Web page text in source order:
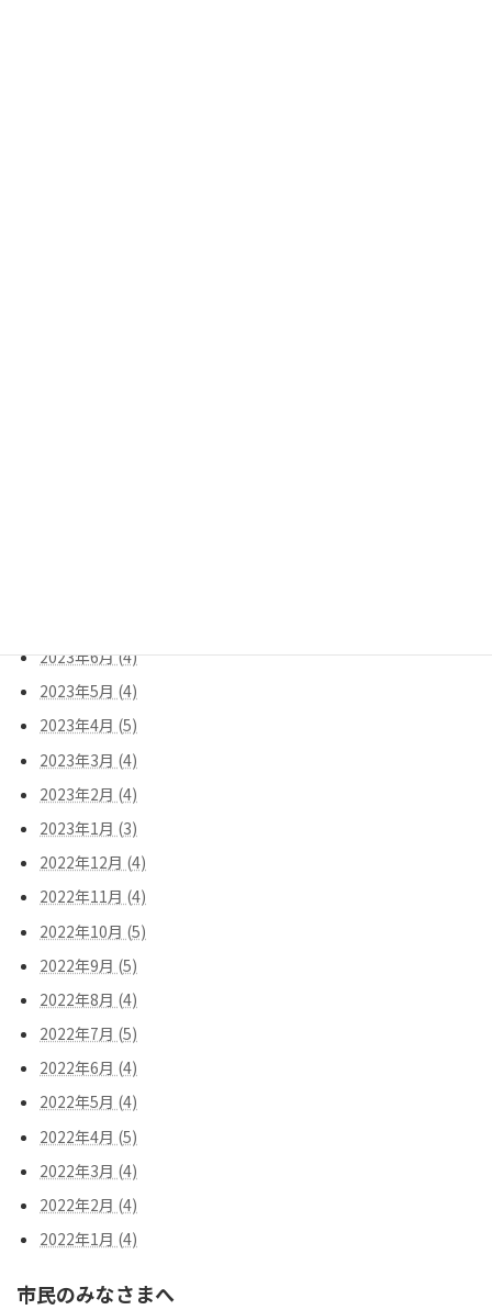
2023年6月 (4)
2023年5月 (4)
2023年4月 (5)
2023年3月 (4)
2023年2月 (4)
2023年1月 (3)
2022年12月 (4)
2022年11月 (4)
2022年10月 (5)
2022年9月 (5)
2022年8月 (4)
2022年7月 (5)
2022年6月 (4)
2022年5月 (4)
2022年4月 (5)
2022年3月 (4)
2022年2月 (4)
2022年1月 (4)
市民のみなさまへ